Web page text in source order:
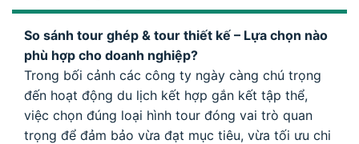
So sánh tour ghép & tour thiết kế – Lựa chọn nào
phù hợp cho doanh nghiệp?
Trong bối cảnh các công ty ngày càng chú trọng
đến hoạt động du lịch kết hợp gắn kết tập thể,
việc chọn đúng loại hình tour đóng vai trò quan
trọng để đảm bảo vừa đạt mục tiêu, vừa tối ưu chi